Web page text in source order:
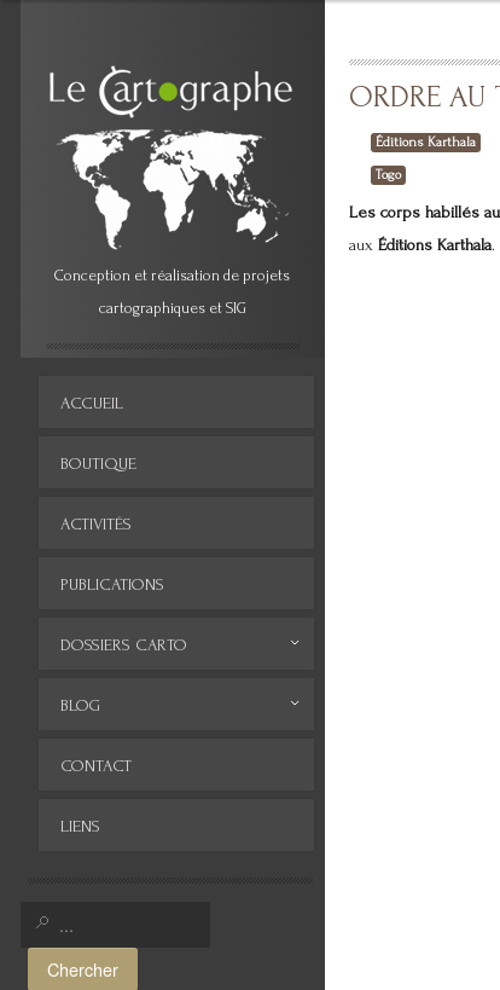
ORDRE AU
Éditions Karthala
Togo
Les corps habillés
aux Éditions Karthala.
Conception et réalisation de projets
cartographiques et SIG
ACCUEIL
BOUTIQUE
ACTIVITÉS
PUBLICATIONS
DOSSIERS CARTO
Monde
Moyen-Orient
BLOG
Archives
CONTACT
LIENS
Chercher